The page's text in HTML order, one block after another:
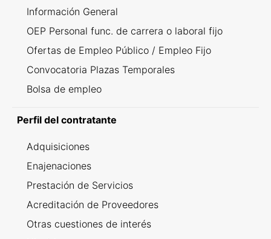
Información General
OEP Personal func. de carrera o laboral fijo
Ofertas de Empleo Público / Empleo Fijo
Convocatoria Plazas Temporales
Bolsa de empleo
Perfil del contratante
Adquisiciones
Enajenaciones
Prestación de Servicios
Acreditación de Proveedores
Otras cuestiones de interés